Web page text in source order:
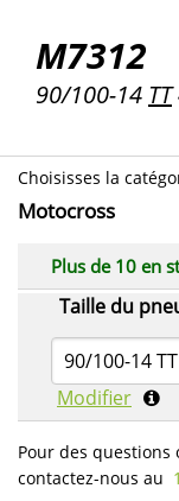
M7312
90/100-14 TT
Choisisses la
Motocross
Taille du
90/100-14
Modifier
Plus de 10 en
Pour des
contactez-nous au